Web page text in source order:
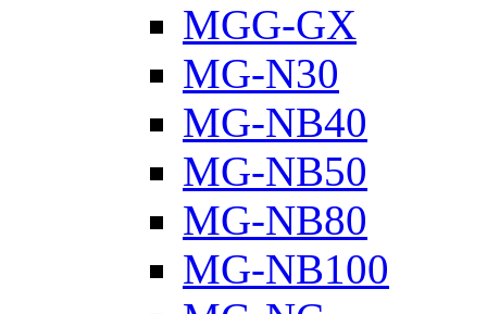
MGG-GX
MG-N30
MG-NB40
MG-NB50
MG-NB80
MG-NB100